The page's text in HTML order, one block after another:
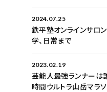
2024.07.25
鉄平塾オンラインサロ
学、日常まで
2023.02.19
芸能人最強ランナーは
時間ウルトラ山岳マラ